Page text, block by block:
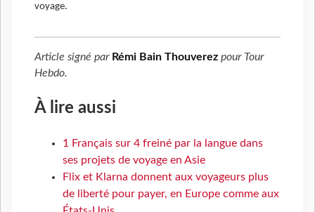
voyage.
Article signé par Rémi Bain Thouverez pour Tour
Hebdo.
À lire aussi
1 Français sur 4 freiné par la langue dans
ses projets de voyage en Asie
Flix et Klarna donnent aux voyageurs plus
de liberté pour payer, en Europe comme aux